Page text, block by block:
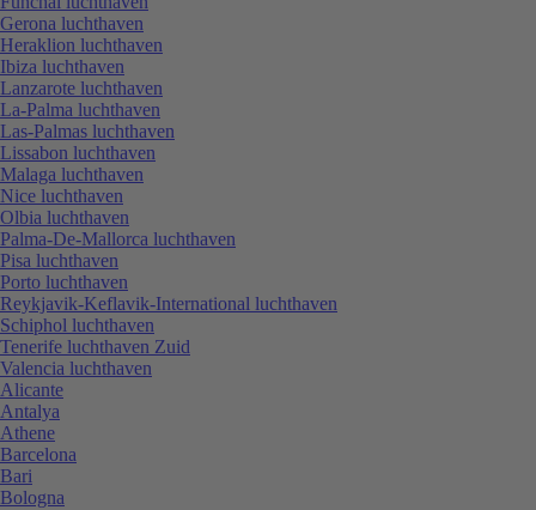
Gerona luchthaven
Heraklion luchthaven
Ibiza luchthaven
Lanzarote luchthaven
La-Palma luchthaven
Las-Palmas luchthaven
Lissabon luchthaven
Malaga luchthaven
Nice luchthaven
Olbia luchthaven
Palma-De-Mallorca luchthaven
Pisa luchthaven
Porto luchthaven
Reykjavik-Keflavik-International luchthaven
Schiphol luchthaven
Tenerife luchthaven Zuid
Valencia luchthaven
Alicante
Antalya
Athene
Barcelona
Bari
Bologna